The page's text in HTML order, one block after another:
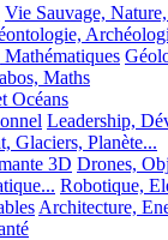
Vie Sauvage,
Maths
Océans
Leadership,
Glaciers, Planète...
3D Drones,
Robotique,
Architecture,